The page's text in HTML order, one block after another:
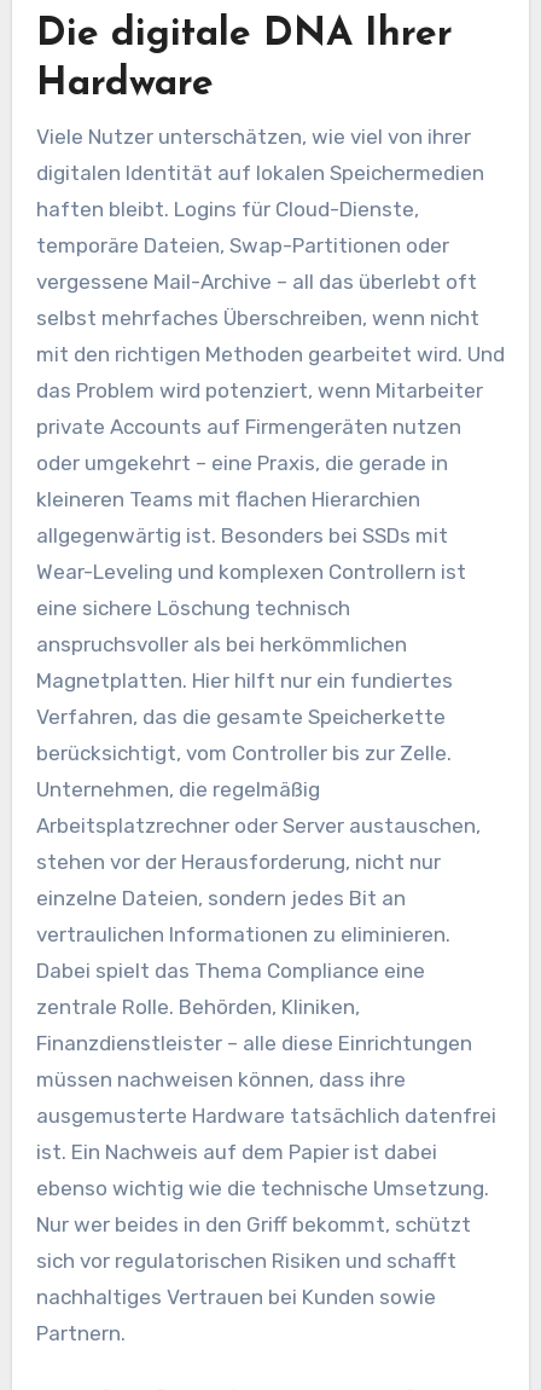
Die digitale DNA Ihrer
Hardware
Viele Nutzer unterschätzen, wie viel von ihrer
digitalen Identität auf lokalen Speichermedien
haften bleibt. Logins für Cloud-Dienste,
temporäre Dateien, Swap-Partitionen oder
vergessene Mail-Archive – all das überlebt oft
selbst mehrfaches Überschreiben, wenn nicht
mit den richtigen Methoden gearbeitet wird. Und
das Problem wird potenziert, wenn Mitarbeiter
private Accounts auf Firmengeräten nutzen
oder umgekehrt – eine Praxis, die gerade in
kleineren Teams mit flachen Hierarchien
allgegenwärtig ist. Besonders bei SSDs mit
Wear-Leveling und komplexen Controllern ist
eine sichere Löschung technisch
anspruchsvoller als bei herkömmlichen
Magnetplatten. Hier hilft nur ein fundiertes
Verfahren, das die gesamte Speicherkette
berücksichtigt, vom Controller bis zur Zelle.
Unternehmen, die regelmäßig
Arbeitsplatzrechner oder Server austauschen,
stehen vor der Herausforderung, nicht nur
einzelne Dateien, sondern jedes Bit an
vertraulichen Informationen zu eliminieren.
Dabei spielt das Thema Compliance eine
zentrale Rolle. Behörden, Kliniken,
Finanzdienstleister – alle diese Einrichtungen
müssen nachweisen können, dass ihre
ausgemusterte Hardware tatsächlich datenfrei
ist. Ein Nachweis auf dem Papier ist dabei
ebenso wichtig wie die technische Umsetzung.
Nur wer beides in den Griff bekommt, schützt
sich vor regulatorischen Risiken und schafft
nachhaltiges Vertrauen bei Kunden sowie
Partnern.